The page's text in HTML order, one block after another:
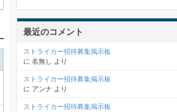
最近のコメント
ストライカー招待募集掲示板
に 名無し より
ストライカー招待募集掲示板
に アンナ より
ストライカー招待募集掲示板